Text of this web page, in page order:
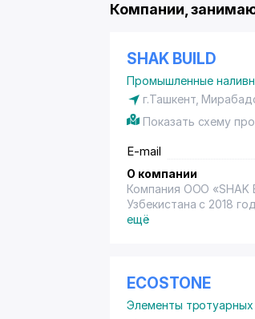
Компании,
SHAK BUILD
Промышленные
г.Ташкент,
Показать схему
E-mail
О компании
Компания OOO
Узбекистана с 2018
ещё
ECOSTONE
Элементы